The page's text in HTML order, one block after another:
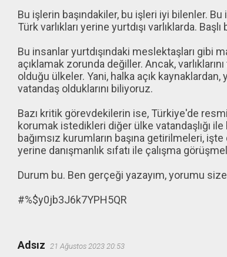
Bu işlerin başındakiler, bu işleri iyi bilenler.
Türk varlıkları yerine yurtdışı varlıklarda.
Bu insanlar yurtdışındaki meslektaşları gibi
açıklamak zorunda değiller. Ancak,
olduğu ülkeler. Yani, halka açık kaynaklardan,
vatandaş olduklarını biliyoruz.
Bazı kritik görevdekilerin ise, Türkiye'de
korumak istedikleri diğer ülke vatandaşlığı
bağımsız kurumların başına getirilmeleri,
yerine danışmanlık sıfatı ile çalışma
Durum bu. Ben gerçeği yazayım, yorumu size
#%$y0jb3J6k7YPH5QR
Adsız 21 Ağustos 2023 20:53